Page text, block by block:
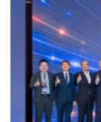
成為一家基礎設施
最大利潤，也能盡快